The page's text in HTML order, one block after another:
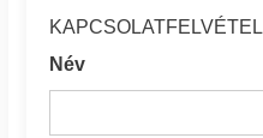
KAPCSOLATFELVÉTEL
Név